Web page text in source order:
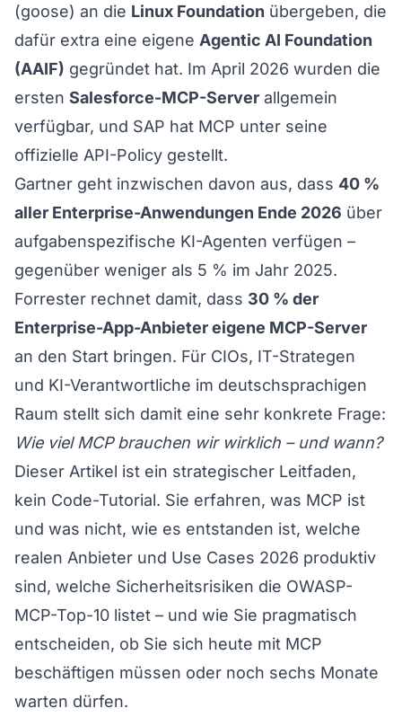
(goose) an die Linux Foundation übergeben, die
dafür extra eine eigene Agentic AI Foundation
(AAIF) gegründet hat. Im April 2026 wurden die
ersten Salesforce-MCP-Server allgemein
verfügbar, und SAP hat MCP unter seine
offizielle API-Policy gestellt.
Gartner geht inzwischen davon aus, dass 40 %
aller Enterprise-Anwendungen Ende 2026 über
aufgabenspezifische KI-Agenten verfügen –
gegenüber weniger als 5 % im Jahr 2025.
Forrester rechnet damit, dass 30 % der
Enterprise-App-Anbieter eigene MCP-Server
an den Start bringen. Für CIOs, IT-Strategen
und KI-Verantwortliche im deutschsprachigen
Raum stellt sich damit eine sehr konkrete Frage:
Wie viel MCP brauchen wir wirklich – und wann?
Dieser Artikel ist ein strategischer Leitfaden,
kein Code-Tutorial. Sie erfahren, was MCP ist
und was nicht, wie es entstanden ist, welche
realen Anbieter und Use Cases 2026 produktiv
sind, welche Sicherheitsrisiken die OWASP-
MCP-Top-10 listet – und wie Sie pragmatisch
entscheiden, ob Sie sich heute mit MCP
beschäftigen müssen oder noch sechs Monate
warten dürfen.